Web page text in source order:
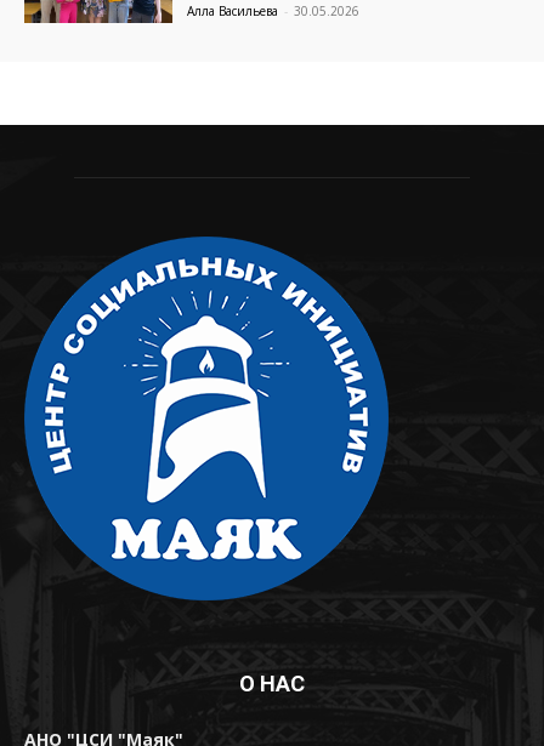
Алла Васильева - 30.05.2026
О НАС
АНО "ЦСИ "Маяк"